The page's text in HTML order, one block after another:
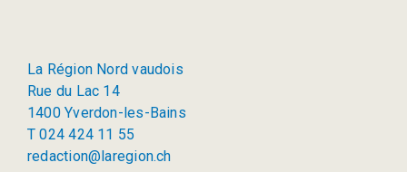
La Région Nord vaudois
Rue du Lac 14
1400 Yverdon-les-Bains
T 024 424 11 55
redaction@laregion.ch